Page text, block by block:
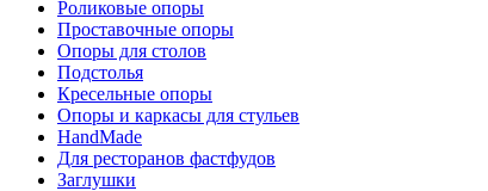
Роликовые опоры
Проставочные опоры
Опоры для столов
Подстолья
Кресельные опоры
Опоры и каркасы для стульев
HandMade
Для ресторанов фастфудов
Заглушки